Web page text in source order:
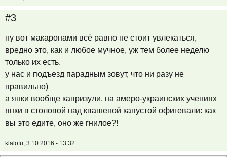
#3
ну вот макаронами всё равно не стоит увлекаться,
вредно это, как и любое мучное, уж тем более неделю
только их есть.
у нас и подъезд парадным зовут, что ни разу не
правильно)
а янки вообще капризули. на амеро-украинских учениях
янки в столовой над квашеной капустой офигевали: как
вы это едите, оно же гнилое?!
klalofu, 3.10.2016 - 13:32